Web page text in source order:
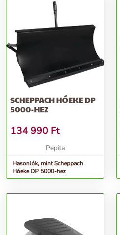
SCHEPPACH HÓEKE DP
5000-HEZ
134 990 Ft
Pepita
Hasonlók, mint Scheppach
Hóeke DP 5000-hez